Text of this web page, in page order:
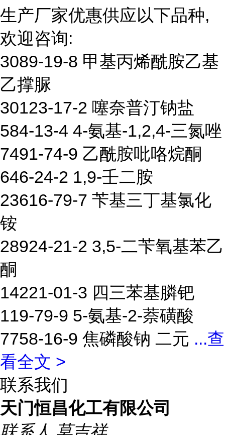
生产厂家优惠供应以下品种,
欢迎咨询:
3089-19-8 甲基丙烯酰胺乙基
乙撑脲
30123-17-2 噻奈普汀钠盐
584-13-4 4-氨基-1,2,4-三氮唑
7491-74-9 乙酰胺吡咯烷酮
646-24-2 1,9-壬二胺
23616-79-7 苄基三丁基氯化
铵
28924-21-2 3,5-二苄氧基苯乙
酮
14221-01-3 四三苯基膦钯
119-79-9 5-氨基-2-萘磺酸
7758-16-9 焦磷酸钠 二元 ...查
看全文 >
联系我们
天门恒昌化工有限公司
联系人 莫吉祥